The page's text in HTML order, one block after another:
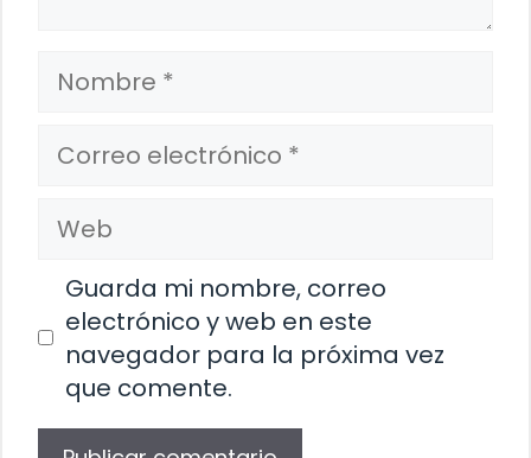
Nombre
Correo
electrónico
Web
Guarda mi nombre, correo
electrónico y web en este
navegador para la próxima vez
que comente.